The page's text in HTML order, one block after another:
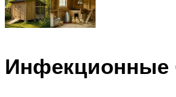
Инфекционные